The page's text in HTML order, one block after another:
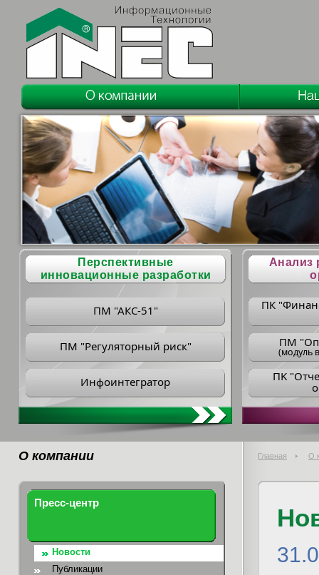
Перспективные
инновационные разработки
ПМ "АКС-51"
ПМ "Регуляторный риск"
Инфоинтегратор
Анализ
ПК
ПM
(модуль
ПK
О компании Главная О
Пресс-центр
Новости
Публикации